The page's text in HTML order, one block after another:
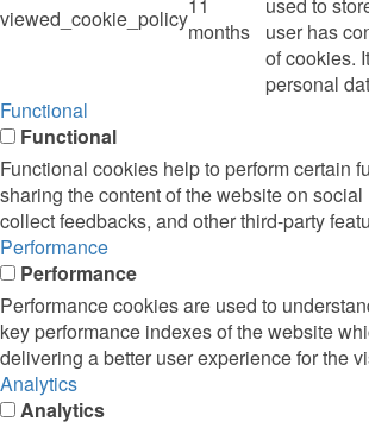
viewed_cookie_policymonths
user has
of cookies.
personal
Functional
Functional
Functional cookies help to perform certain
sharing the content of the website on
collect feedbacks, and other third-party
Performance
Performance
Performance cookies are used to
key performance indexes of the website
delivering a better user experience for the
Analytics
Analytics